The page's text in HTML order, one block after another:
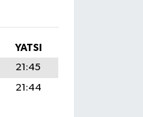
YATSI
21:45
21:44